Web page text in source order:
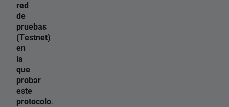
red
de
pruebas
(Testnet)
en
la
que
probar
este
protocolo.